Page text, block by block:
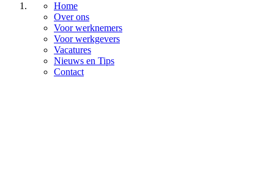
Home
Over ons
Voor werknemers
Voor werkgevers
Vacatures
Nieuws en Tips
Contact